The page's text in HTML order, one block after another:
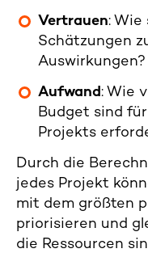
Vertrauen: Wie
Schätzungen
Auswirkungen?
Aufwand: Wie
Budget sind
Projekts
Durch die
jedes Projekt
mit dem größten
priorisieren und
die Ressourcen